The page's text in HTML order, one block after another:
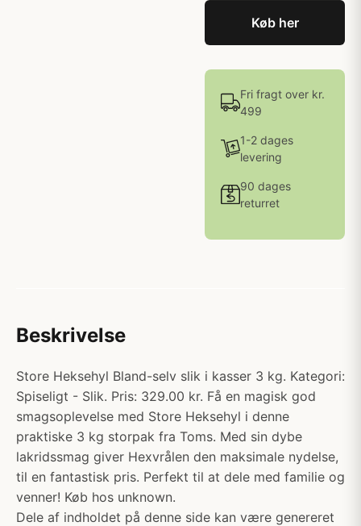
Køb her
Fri fragt over kr.
499
1-2 dages
levering
90 dages
returret
Beskrivelse
Store Heksehyl Bland-selv slik i kasser 3 kg. Kategori:
Spiseligt - Slik. Pris: 329.00 kr. Få en magisk god
smagsoplevelse med Store Heksehyl i denne
praktiske 3 kg storpak fra Toms. Med sin dybe
lakridssmag giver Hexvrålen den maksimale nydelse,
til en fantastisk pris. Perfekt til at dele med familie og
venner! Køb hos unknown.
Dele af indholdet på denne side kan være genereret